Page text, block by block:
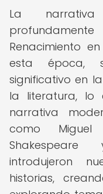
La
Renacimiento
esta época,
significativo en
la literatura,
narrativa
como Miguel
introdujeron
historias,